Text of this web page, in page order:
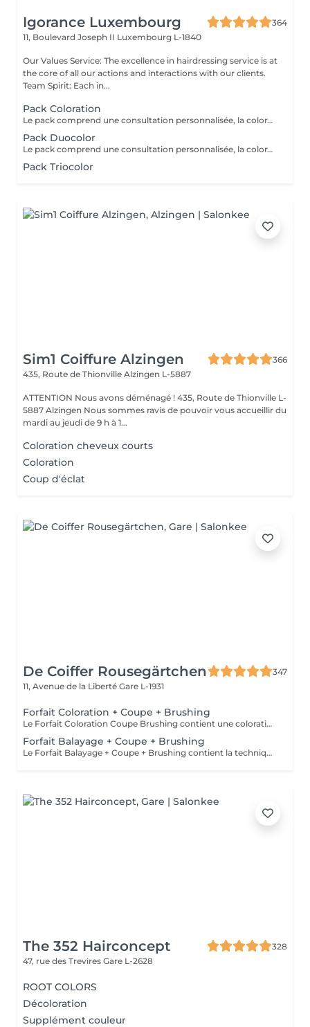
Igorance Luxembourg
364
11, Boulevard Joseph II Luxembourg L-1840
Our Values Service: The excellence in hairdressing service is at
the core of all our actions and interactions with our clients.
Team Spirit: Each in...
Pack Coloration
Le pack comprend une consultation personnalisée, la coloration des racines avec les produits L’OREAL PROFESSIONNEL , shampooing et conditionneur spécifiques REDKEN , le séchage et les produits de finitions REDKEN. Option Coupe : la coupe IGORANCE ( finition sur cheveux secs), le séchage et les produits de finitions REDKEN. * Tarifs à titre indicatifs à confirmer après la consultation personnalisée établit auprès de votre coiffeur/stylist/spécialiste * La direction se réserve le droit d’apporter des modifications pour le bon fonctionnement du salon
Pack Duocolor
Le pack comprend une consultation personnalisée, la coloration des racines et un coup de soleil avec les produits LOREAL PROFESSIONNEL , shampooing et conditionneur spécifiques REDKEN , le séchage et les produits de styling REDKEN Option Coupe : la coupe IGORANCE ( finition sur cheveux secs), le séchage et les produits de styling REDKEN * Tarifs à titre indicatifs à confirmer après la consultation personnalisée établit auprès de votre coiffeur/stylist/spécialiste * La direction se réserve le droit d’apporter des modifications pour le bon fonctionnement du salon
Pack Triocolor
Sim1 Coiffure Alzingen
366
435, Route de Thionville Alzingen L-5887
ATTENTION Nous avons déménagé ! 435, Route de Thionville L-
5887 Alzingen Nous sommes ravis de pouvoir vous accueillir du
mardi au jeudi de 9 h à 1...
Coloration cheveux courts
Coloration
Coup d'éclat
De Coiffer Rousegärtchen
347
11, Avenue de la Liberté Gare L-1931
Forfait Coloration + Coupe + Brushing
Le Forfait Coloration Coupe Brushing contient une coloration des racines et une coupe. Dépendant de la quantité de couleur utilisée ou de la longueur des cheveux le prix peut varier. (Veuillez sélectionner le Forfait Balayage au cas où vous souhaitez avoir des mèches ou un Balayage.) En cas de questions veuillez appeler au +352 26 35 02 89
Forfait Balayage + Coupe + Brushing
Le Forfait Balayage + Coupe + Brushing contient la technique Balayage, un coulage (pour donner le bon reflet au Balayage), Olaplex, une Coupe et un Brushing. Dépendant de la quantité de produit utilisée ou de la longueur des cheveux, le prix peut varier. En cas de questions veuillez appeler au +352 26 35 02 89.
The 352 Hairconcept
328
47, rue des Trevires Gare L-2628
ROOT COLORS
Décoloration
Supplément couleur